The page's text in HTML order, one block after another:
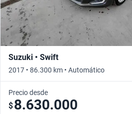
Suzuki • Swift
2017 • 86.300 km • Automático
Precio desde
$8.630.000